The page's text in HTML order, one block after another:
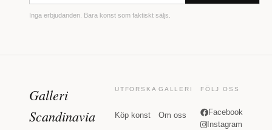
Inga erbjudanden. Bara konst som faktiskt säljs.
Galleri
Scandinavia
UTFORSKA
Köp konst
GALLERI
Om oss
FÖLJ OSS
Facebook
Instagram